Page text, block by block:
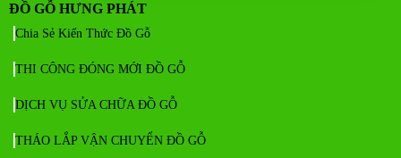
ĐỒ GỖ HƯNG PHÁT
Chia Sẻ Kiến Thức Đồ Gỗ
THI CÔNG ĐÓNG MỚI ĐỒ GỖ
DỊCH VỤ SỬA CHỮA ĐỒ GỖ
THÁO LẮP VẬN CHUYỂN ĐỒ GỖ